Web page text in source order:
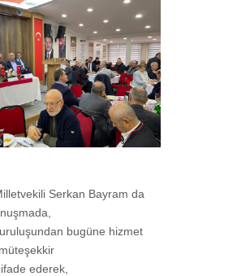
Serkan Bayram da
bugüne hizmet
ederek,